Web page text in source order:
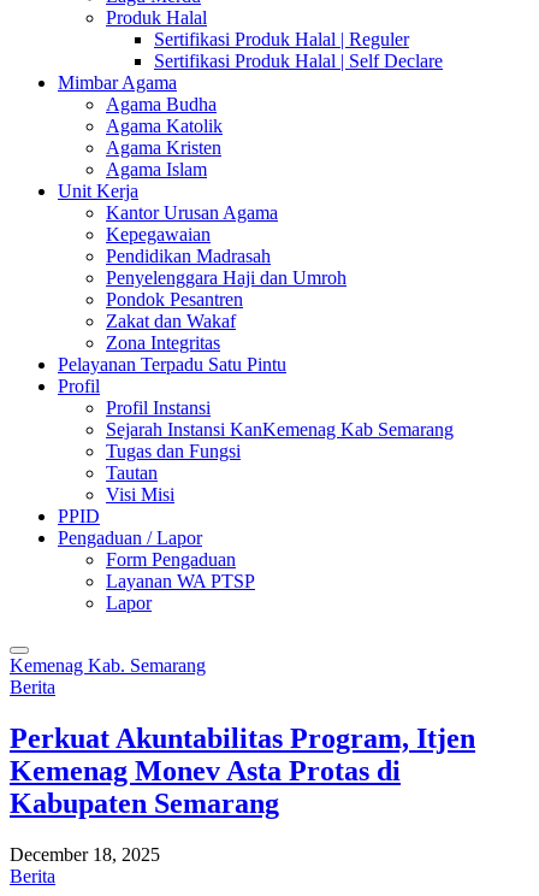
Produk Halal
Sertifikasi Produk Halal | Reguler
Sertifikasi Produk Halal | Self Declare
Mimbar Agama
Agama Budha
Agama Katolik
Agama Kristen
Agama Islam
Unit Kerja
Kantor Urusan Agama
Kepegawaian
Pendidikan Madrasah
Penyelenggara Haji dan Umroh
Pondok Pesantren
Zakat dan Wakaf
Zona Integritas
Pelayanan Terpadu Satu Pintu
Profil
Profil Instansi
Sejarah Instansi KanKemenag Kab Semarang
Tugas dan Fungsi
Tautan
Visi Misi
PPID
Pengaduan / Lapor
Form Pengaduan
Layanan WA PTSP
Lapor
Kemenag Kab. Semarang
Berita
Perkuat Akuntabilitas Program, Itjen
Kemenag Monev Asta Protas di
Kabupaten Semarang
December 18, 2025
Berita